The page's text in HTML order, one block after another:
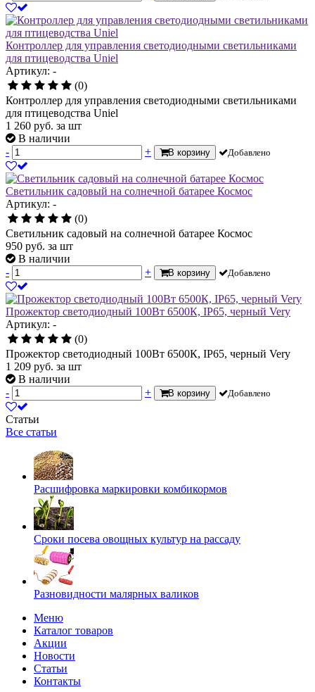
Контроллер для управления светодиодными светильниками
для птицеводства Uniel
Артикул: -
(0)
Контроллер для управления светодиодными светильниками
для птицеводства Uniel
1 260 руб. за шт
В наличии
-
+ В корзину Добавлено
Светильник садовый на солнечной батарее Космос
Артикул: -
(0)
Светильник садовый на солнечной батарее Космос
950 руб. за шт
В наличии
-
+ В корзину Добавлено
Прожектор светодиодный 100Вт 6500К, IP65, черный Very
Артикул: -
(0)
Прожектор светодиодный 100Вт 6500К, IP65, черный Very
1 209 руб. за шт
В наличии
-
+ В корзину Добавлено
Статьи
Все статьи
Расшифровка маркировки комбикормов
Сроки посева овощных культур на рассаду
Разновидности малярных валиков
Меню
Каталог товаров
Акции
Новости
Статьи
Контакты